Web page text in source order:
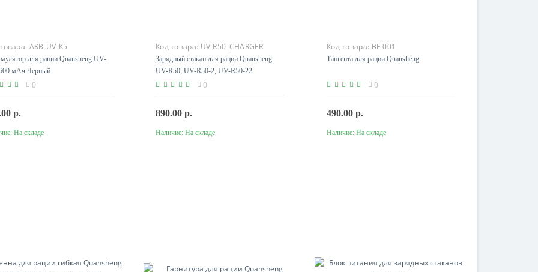
AKB-UV-K5
для рации Quansheng UV-
мАч Черный
0
р.
В корзину
На складе
Код товара: UV-R50_CHARGER
Зарядный стакан для рации Quansheng
UV-R50, UV-R50-2, UV-R50-22
0
890.00 р.
В корзину
Наличие: На складе
Код товара: BF-001
Тангента для рации Quansheng
0
490.00 р.
В корзину
Наличие: На складе